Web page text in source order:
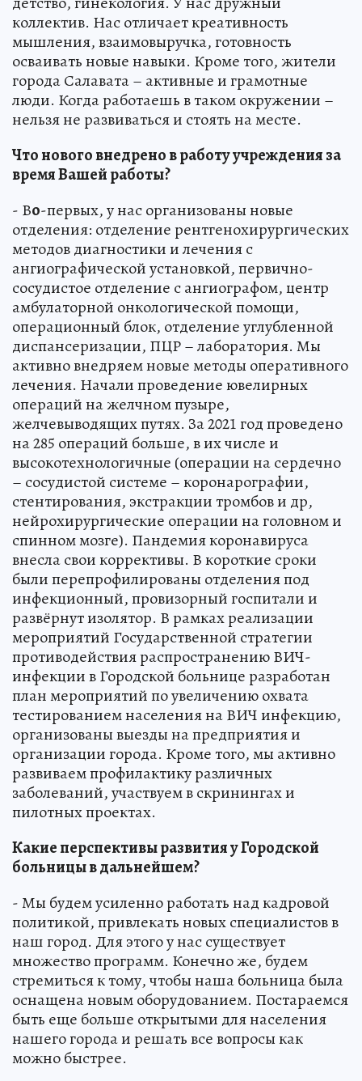
коллектив. Нас отличает креативность
мышления, взаимовыручка, готовность
осваивать новые навыки. Кроме того, жители
города Салавата – активные и грамотные
люди. Когда работаешь в таком окружении –
нельзя не развиваться и стоять на месте.
Что нового внедрено в работу учреждения за
время Вашей работы?
- Во-первых, у нас организованы новые
отделения: отделение рентгенохирургических
методов диагностики и лечения с
ангиографической установкой, первично-
сосудистое отделение с ангиографом, центр
амбулаторной онкологической помощи,
операционный блок, отделение углубленной
диспансеризации, ПЦР – лаборатория. Мы
активно внедряем новые методы оперативного
лечения. Начали проведение ювелирных
операций на желчном пузыре,
желчевыводящих путях. За 2021 год проведено
на 285 операций больше, в их числе и
высокотехнологичные (операции на сердечно
– сосудистой системе – коронарографии,
стентирования, экстракции тромбов и др,
нейрохирургические операции на головном и
спинном мозге). Пандемия коронавируса
внесла свои коррективы. В короткие сроки
были перепрофилированы отделения под
инфекционный, провизорный госпитали и
развёрнут изолятор. В рамках реализации
мероприятий Государственной стратегии
противодействия распространению ВИЧ-
инфекции в Городской больнице разработан
план мероприятий по увеличению охвата
тестированием населения на ВИЧ инфекцию,
организованы выезды на предприятия и
организации города. Кроме того, мы активно
развиваем профилактику различных
заболеваний, участвуем в скринингах и
пилотных проектах.
Какие перспективы развития у Городской
больницы в дальнейшем?
- Мы будем усиленно работать над кадровой
политикой, привлекать новых специалистов в
наш город. Для этого у нас существует
множество программ. Конечно же, будем
стремиться к тому, чтобы наша больница была
оснащена новым оборудованием. Постараемся
быть еще больше открытыми для населения
нашего города и решать все вопросы как
можно быстрее.